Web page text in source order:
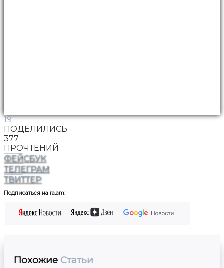
19
ПОДЕЛИЛИСЬ
377
ПРОЧТЕНИЙ
ФЕЙСБУК
ТЕЛЕГРАМ
ТВИТТЕР
Подписаться на ra.am:
Похожие Статьи